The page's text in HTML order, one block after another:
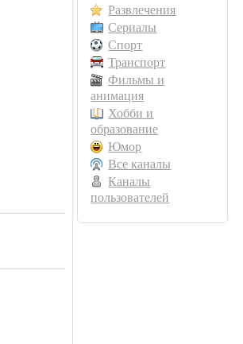
Развлечения
Сериалы
Спорт
Транспорт
Фильмы и
анимация
Хобби и
образование
Юмор
Все каналы
Каналы
пользователей